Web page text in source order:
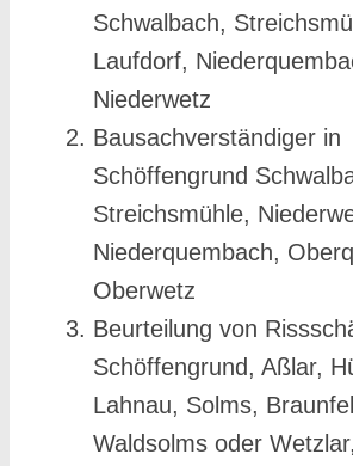
Schwalbach,
Laufdorf,
Niederwetz
Bausachverständiger in
Schöffengrund
Streichsmühle,
Niederquembach,
Oberwetz
Beurteilung von
Schöffengrund, Aßlar,
Lahnau, Solms,
Waldsolms oder